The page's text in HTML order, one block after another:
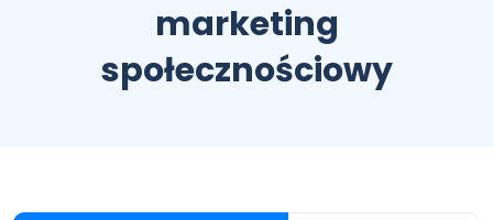
marketing
społecznościowy